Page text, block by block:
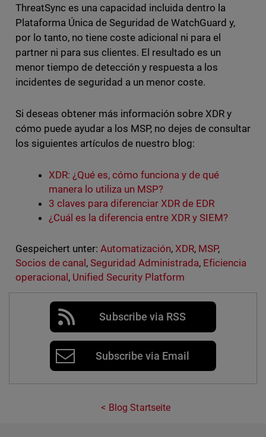
ThreatSync es una capacidad incluida dentro la
Plataforma Única de Seguridad de WatchGuard y,
por lo tanto, no tiene coste adicional ni para el
partner ni para sus clientes. El resultado es un
menor tiempo de detección y respuesta a los
incidentes de seguridad a un menor coste.
Si deseas obtener más información sobre XDR y
cómo puede ayudar a los MSP, no dejes de consultar
los siguientes artículos de nuestro blog:
XDR: ¿Qué es, cómo funciona y de qué
manera lo utiliza un MSP?
3 claves para diferenciar XDR de EDR
¿Cuál es la diferencia entre XDR y SIEM?
Gespeichert unter: Automatización,XDR, MSP,
Socios de canal , Seguridad Administrada, Eficiencia
operacional , Unified Security Platform
Subscribe via RSS
Subscribe via Email
Blog Startseite